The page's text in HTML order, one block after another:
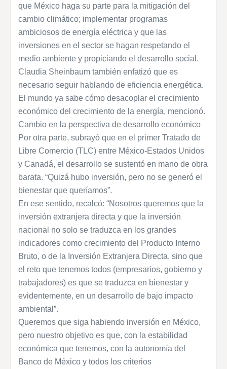
que México haga su parte para la mitigación del
cambio climático; implementar programas
ambiciosos de energía eléctrica y que las
inversiones en el sector se hagan respetando el
medio ambiente y propiciando el desarrollo social.
Claudia Sheinbaum también enfatizó que es
necesario seguir hablando de eficiencia energética.
El mundo ya sabe cómo desacoplar el crecimiento
económico del crecimiento de la energía, mencionó.
Cambio en la perspectiva de desarrollo económico
Por otra parte, subrayó que en el primer Tratado de
Libre Comercio (TLC) entre México-Estados Unidos
y Canadá, el desarrollo se sustentó en mano de obra
barata. “Quizá hubo inversión, pero no se generó el
bienestar que queríamos”.
En ese sentido, recalcó: “Nosotros queremos que la
inversión extranjera directa y que la inversión
nacional no solo se traduzca en los grandes
indicadores como crecimiento del Producto Interno
Bruto, o de la Inversión Extranjera Directa, sino que
el reto que tenemos todos (empresarios, gobierno y
trabajadores) es que se traduzca en bienestar y
evidentemente, en un desarrollo de bajo impacto
ambiental”.
Queremos que siga habiendo inversión en México,
pero nuestro objetivo es que, con la estabilidad
económica que tenemos, con la autonomía del
Banco de México y todos los criterios